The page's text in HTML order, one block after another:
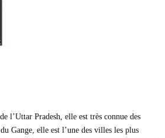
l’Uttar Pradesh, elle est très connue des
Gange, elle est l’une des villes les plus